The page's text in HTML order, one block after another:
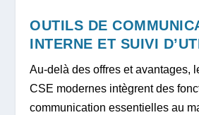
OUTILS DE
INTERNE ET SUIVI
Au-delà des offres et avantages,
CSE modernes intègrent des
communication essentielles au